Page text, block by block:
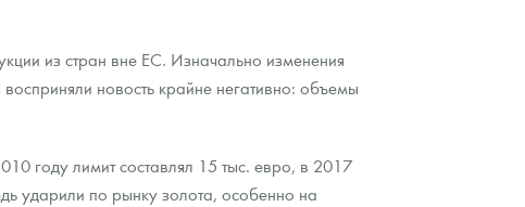
из стран вне ЕС. Изначально изменения
новость крайне негативно: объемы
году лимит составлял 15 тыс. евро, в 2017
ударили по рынку золота, особенно на